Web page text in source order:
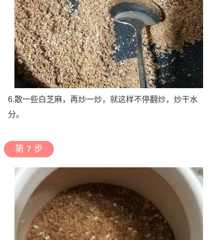
6.散一些白芝麻，再炒一炒，就这样不停翻炒，炒干水
分。
第 7 步